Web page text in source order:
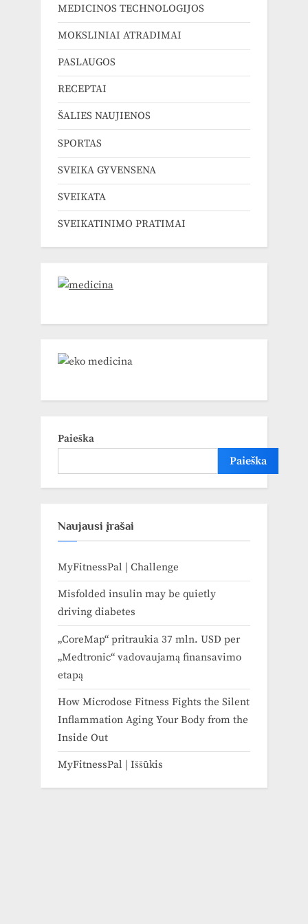
MEDICINOS TECHNOLOGIJOS
MOKSLINIAI ATRADIMAI
PASLAUGOS
RECEPTAI
ŠALIES NAUJIENOS
SPORTAS
SVEIKA GYVENSENA
SVEIKATA
SVEIKATINIMO PRATIMAI
Paieška
Paieška
Naujausi įrašai
MyFitnessPal | Challenge
Misfolded insulin may be quietly
driving diabetes
„CoreMap“ pritraukia 37 mln. USD per
„Medtronic“ vadovaujamą finansavimo
etapą
How Microdose Fitness Fights the Silent
Inflammation Aging Your Body from the
Inside Out
MyFitnessPal | Iššūkis